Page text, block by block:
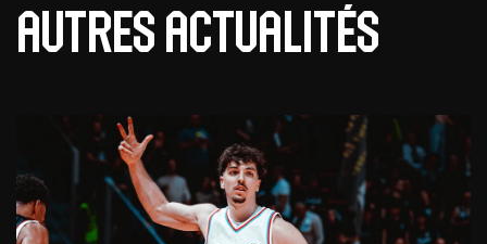
Autres actualités